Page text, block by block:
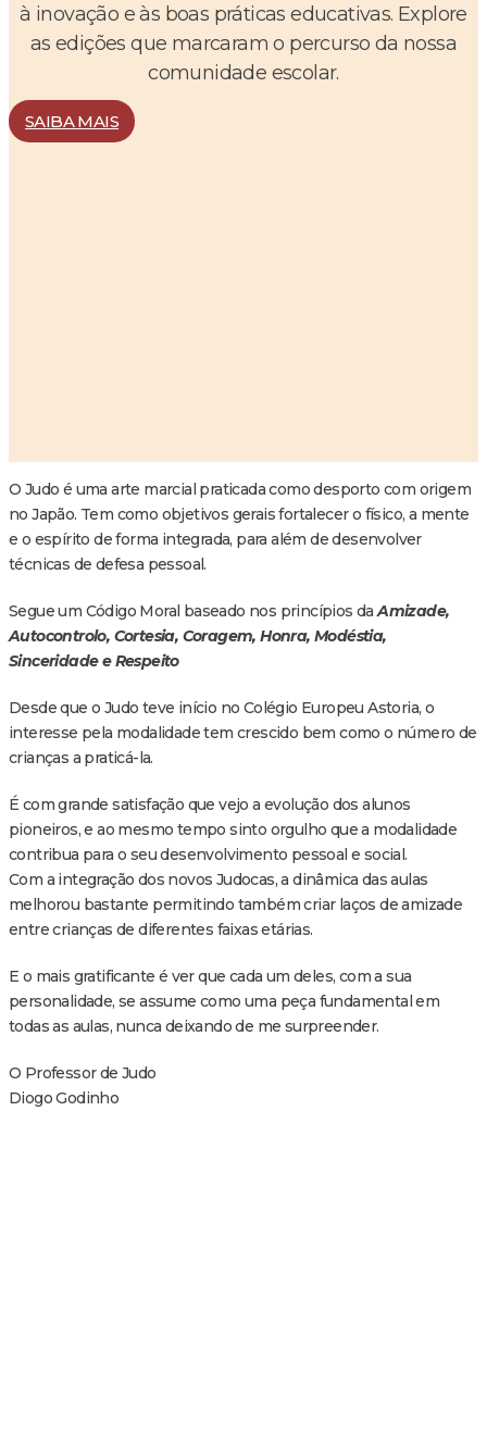
à inovação e às boas práticas educativas. Explore
as edições que marcaram o percurso da nossa
comunidade escolar.
SAIBA MAIS
O Judo é uma arte marcial praticada como desporto com origem
no Japão. Tem como objetivos gerais fortalecer o físico, a mente
e o espírito de forma integrada, para além de desenvolver
técnicas de defesa pessoal.
Segue um Código Moral baseado nos princípios daAmizade,
Autocontrolo, Cortesia, Coragem, Honra, Modéstia,
Sinceridade e Respeito
Desde que o Judo teve início no Colégio Europeu Astoria, o
interesse pela modalidade tem crescido bem como o número de
crianças a praticá-la.
É com grande satisfação que vejo a evolução dos alunos
pioneiros, e ao mesmo tempo sinto orgulho que a modalidade
contribua para o seu desenvolvimento pessoal e social.
Com a integração dos novos Judocas, a dinâmica das aulas
melhorou bastante permitindo também criar laços de amizade
entre crianças de diferentes faixas etárias.
E o mais gratificante é ver que cada um deles, com a sua
personalidade, se assume como uma peça fundamental em
todas as aulas, nunca deixando de me surpreender.
O Professor de Judo
Diogo Godinho